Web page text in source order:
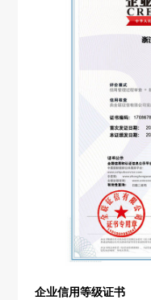
企业信用等级证书